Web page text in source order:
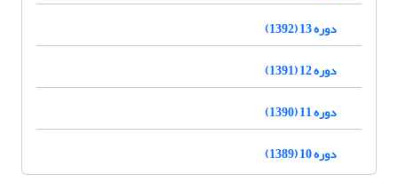
دوره 13 (1392)
دوره 12 (1391)
دوره 11 (1390)
دوره 10 (1389)